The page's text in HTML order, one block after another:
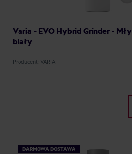
Varia - EVO Hybrid Grinder -
biały
Producent: VARIA
DARMOWA DOSTAWA